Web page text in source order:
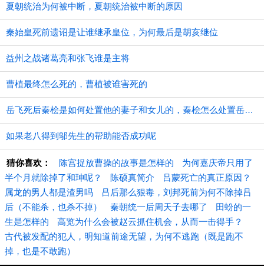
夏朝统治为何被中断，夏朝统治被中断的原因
秦始皇死前遗诏是让谁继承皇位，为何最后是胡亥继位
益州之战诸葛亮和张飞谁是主将
曹植最终怎么死的，曹植被谁害死的
​岳飞死后秦桧是如何处置他的妻子和女儿的，秦桧怎么处置岳飞家人的
如果老八得到邬先生的帮助能否成功呢
猜你喜欢： 陈宫捉放曹操的故事是怎样的
为何嘉庆帝只用了
半个月就除掉了和珅呢？
陈硕真简介
吕蒙死亡的真正原因？
属龙的男人都是渣男吗
吕后那么狠毒，刘邦死前为何不除掉吕
后（不能杀，也杀不掉）
秦朝统一后周天子去哪了
田蚡的一
生是怎样的
高览为什么会被赵云抓住机会，从而一击得手？
古代被发配的犯人，明知道前途无望，为何不逃跑（既是跑不
掉，也是不敢跑）